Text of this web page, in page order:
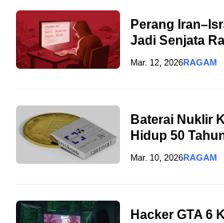
Perang
Jadi Senjata
Mar. 12, 2026RAGAM
Baterai Nuklir
Hidup 50
Mar. 10, 2026RAGAM
Hacker GTA 6